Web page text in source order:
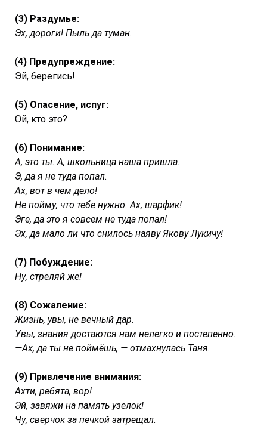
(3) Раздумье:
Эх, дороги! Пыль да туман.
(4) Предупреждение:
Эй, берегись!
(5) Опасение, испуг:
Ой, кто это?
(6) Понимание:
А, это ты. А, школьница наша пришла.
Э, да я не туда попал.
Ах, вот в чем дело!
Не пойму, что тебе нужно. Ах, шарфик!
Эге, да это я совсем не туда попал!
Эх, да мало ли что снилось наяву Якову Лукичу!
(7) Побуждение:
Ну, стреляй же!
(8) Сожаление:
Жизнь, увы, не вечный дар.
Увы, знания достаются нам нелегко и постепенно.
—Ах, да ты не поймёшь, — отмахнулась Таня.
(9) Привлечение внимания:
Ахти, ребята, вор!
Эй, завяжи на память узелок!
Чу, сверчок за печкой затрещал.